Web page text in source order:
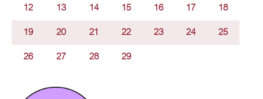
12 13 14 15 16 17 18
19 20 21 22 23 24 25
26 27 28 29